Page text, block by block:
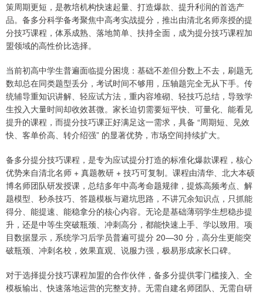
策周期更短，是教培机构快速起量、打造爆款、提升利润的首选产
品。备多分科学备考聚焦中高考实战提分，推出由清北名师亲授的提
分技巧课程，体系成熟、落地简单、扶持全面，成为提分技巧课程加
盟领域的高性价比选择。
当前初高中学生普遍面临提分困境：基础不差但分数上不去，刷题无
数却总在同类题型丢分，考试时间不够用，压轴题完全无从下手。传
统辅导重知识讲解、轻应试方法，重内容堆砌、轻技巧总结，导致学
生投入大量时间却收效甚微。家长迫切需要短平快、可量化、能看见
提升的课程，而提分技巧课正好满足这一需求，具备 “周期短、见效
快、客单价高、转介绍强” 的显著优势，市场空间持续扩大。
备多分提分技巧课程，是专为应试提分打造的标准化爆款课程，核心
优势来自清北名师 + 真题教研 + 技巧可复制。课程由清华、北大本硕
博名师团队研发授课，总结多年中高考命题规律，提炼高频考点、解
题模型、秒杀技巧、答题模板与避坑思路，不讲冗余知识点，只抓能
得分、能提速、能稳拿分的核心内容。无论是基础薄弱学生想稳步提
升，还是中等生突破瓶颈、冲刺高分，都能快速上手、学以致用。项
目数据显示，系统学习后学员普遍可提分 20—30 分，高分生更能突
破瓶颈、冲刺名校，效果直观、说服力强，极易形成家长口碑。
对于选择提分技巧课程加盟的合作伙伴，备多分提供零门槛接入、全
模板输出、快速落地运营的完整支持。无需自建名师团队、无需自研